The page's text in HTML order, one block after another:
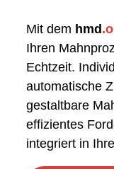
Mit dem hmd
Ihren
Echtzeit.
automatische
gestaltbare
effizientes
integriert in